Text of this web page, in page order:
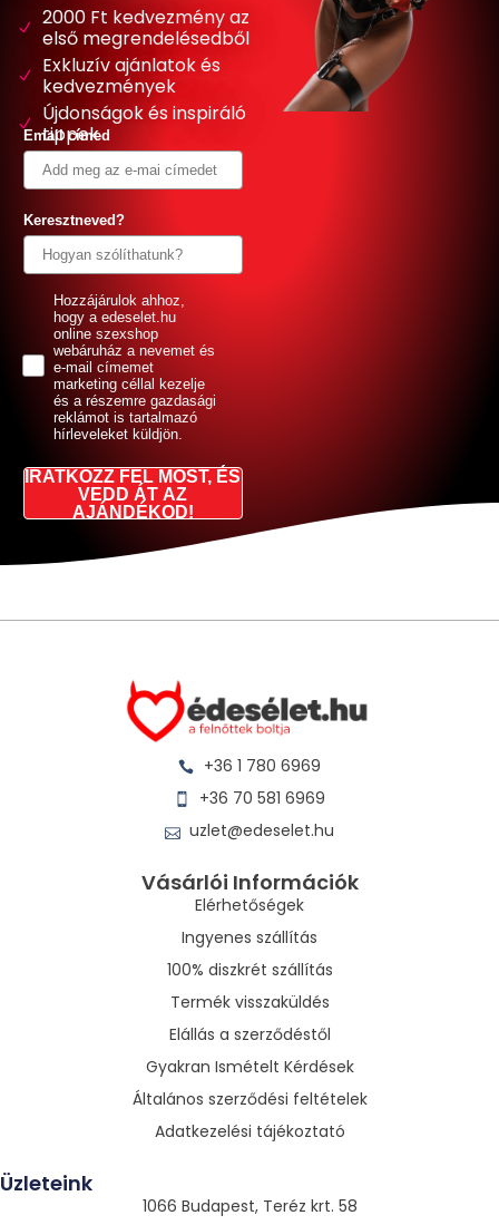
2000 Ft kedvezmény az
első megrendelésedből
Exkluzív ajánlatok és
kedvezmények
Újdonságok és inspiráló
tippek
Email címed
Keresztneved?
GDPRHozzájárulok ahhoz,
hogy a edeselet.hu
online szexshop
webáruház a nevemet és
e-mail címemet
marketing céllal kezelje
és a részemre gazdasági
reklámot is tartalmazó
hírleveleket küldjön.
IRATKOZZ FEL MOST, ÉS
VEDD ÁT AZ
AJÁNDÉKOD!
+36 1 780 6969
+36 70 581 6969
uzlet@edeselet.hu
Vásárlói Információk
Elérhetőségek
Ingyenes szállítás
100% diszkrét szállítás
Termék visszaküldés
Elállás a szerződéstől
Gyakran Ismételt Kérdések
Általános szerződési feltételek
Adatkezelési tájékoztató
Üzleteink
1066 Budapest, Teréz krt. 58